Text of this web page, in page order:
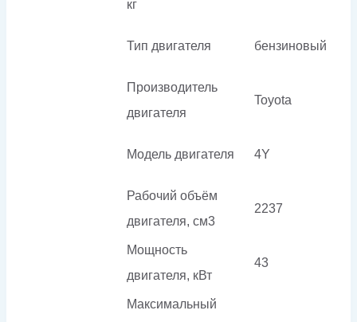
кг
Тип двигателя бензиновый
Производитель
двигателя
Toyota
Модель двигателя 4Y
Рабочий объём
двигателя, см3
2237
Мощность
двигателя, кВт
43
Максимальный